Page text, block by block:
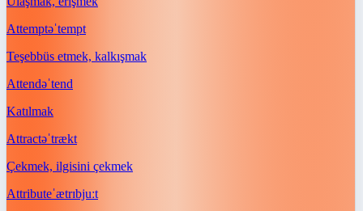
Attemptəˈtempt
Teşebbüs etmek, kalkışmak
Attendəˈtend
Katılmak
Attractəˈtrækt
Çekmek, ilgisini çekmek
Attributeˈætrɪbjuːt